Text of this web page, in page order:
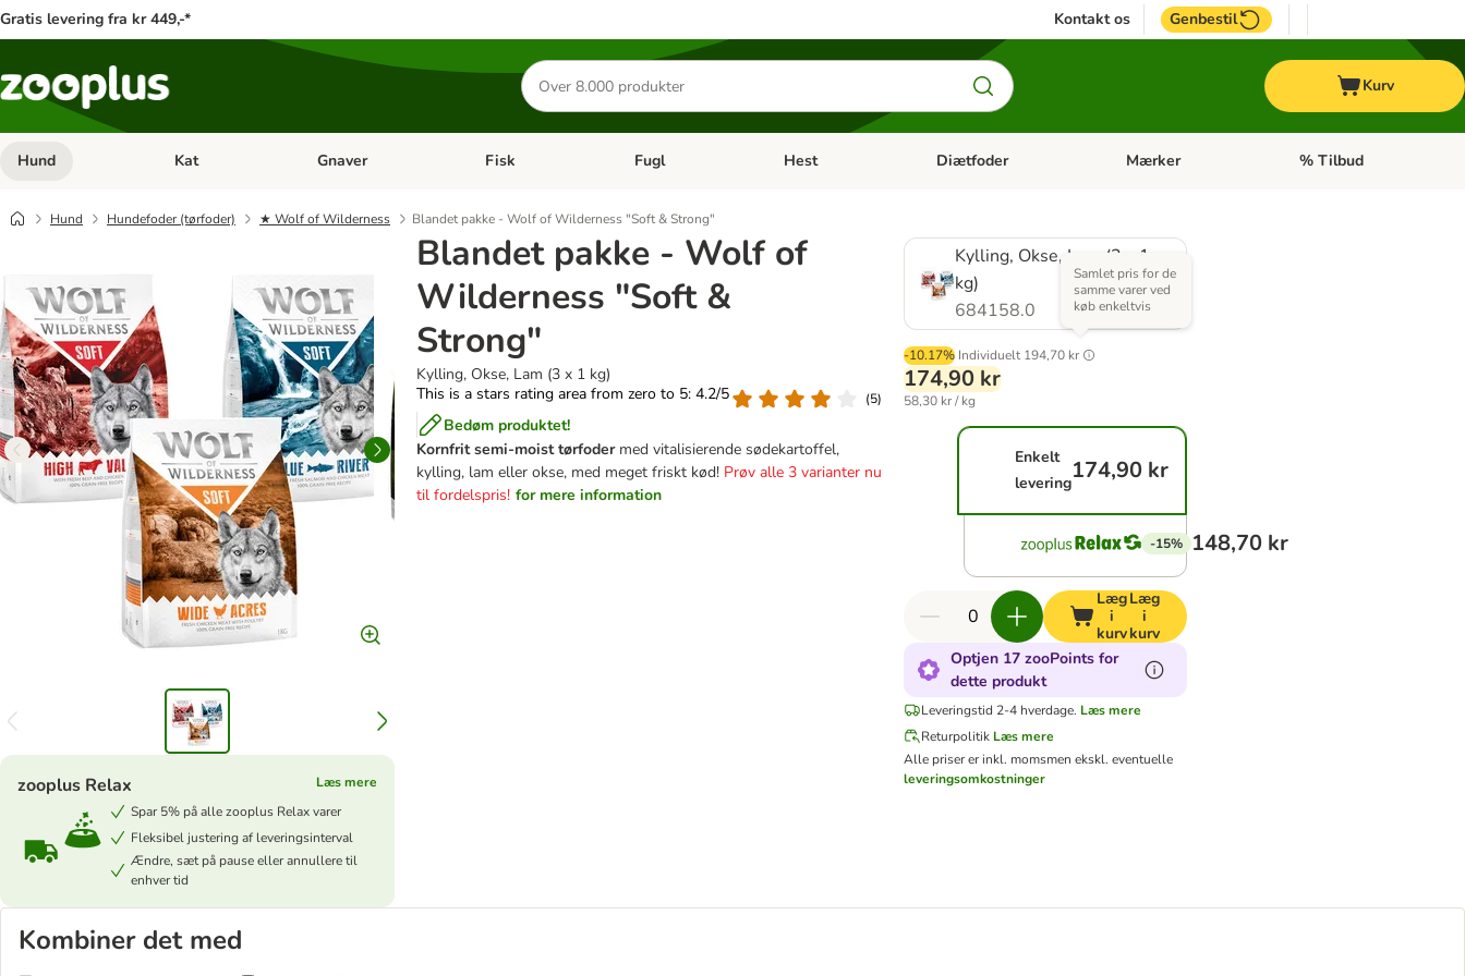
Gratis levering fra kr 449,-* Kontakt os Genbestil
Søg
efter
produkter
Kurv
Hund Åben kategori menu: Hund
Kat Åben kategori menu: Kat
Gnaver Åben kategori menu: Gnaver
Fisk Åben kategori menu: Fisk
Fugl Åben kategori menu: Fugl
Hest Åben kategori menu: Hest
Diætfoder Åben kategori menu: Diætfoder
Mærker Åben kategori menu:
% Tilbud
Hund Hundefoder (tørfoder) ★ Wolf of Wilderness Blandet pakke - Wolf of Wilderness "Soft & Strong"
Blandet pakke - Wolf of
Wilderness "Soft &
Strong"
Kylling, Okse, Lam (3 x 1 kg)
This is a stars rating area from zero to 5: 4.2/5
(5)
Bedøm produktet!
Kornfrit semi-moist tørfoder med vitalisierende sødekartoffel,
kylling, lam eller okse, med meget friskt kød! Prøv alle 3 varianter nu
til fordelspris! for mere information
zooplus Relax
Læs mere
Spar 5% på alle zooplus Relax varer
Fleksibel justering af leveringsinterval
Ændre, sæt på pause eller annullere til
enhver tid
Kylling, Okse, Lam (3 x 1
kg)
684158.0
-10.17% Individuelt 194,70 kr
Samlet pris for de
samme varer ved
køb enkeltvis
174,90 kr
58,30 kr / kg
Enkelt
levering174,90 kr
-15% 148,70 kr
Læg
i
kurv
Læg
i
kurv
Optjen 17 zooPoints for
dette produkt
Leveringstid 2-4 hverdage. Læs mere
Returpolitik Læs mere
Alle priser er inkl. momsmen ekskl. eventuelle
leveringsomkostninger
Kombiner det med